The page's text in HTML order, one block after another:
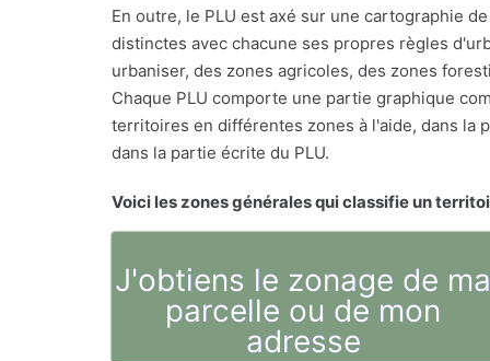
En outre, le PLU est axé sur une cartographie
distinctes avec chacune ses propres règles
urbaniser, des zones agricoles, des zones
Chaque PLU comporte une partie graphique
territoires en différentes zones à l'aide, dans la
dans la partie écrite du PLU.
Voici les zones générales qui classifie un
J'obtiens le zonage de ma
parcelle ou de mon
adresse